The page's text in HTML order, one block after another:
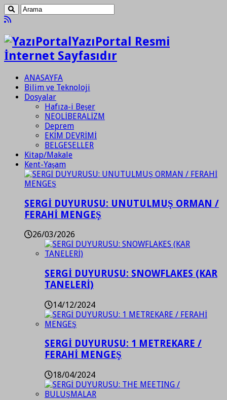
YazıPortal Resmi
İnternet Sayfasıdır
ANASAYFA
Bilim ve Teknoloji
Dosyalar
Hafıza-i Beşer
NEOLİBERALİZM
Deprem
EKİM DEVRİMİ
BELGESELLER
Kitap/Makale
Kent-Yaşam
SERGİ DUYURUSU: UNUTULMUŞ ORMAN /
FERAHİ MENGEŞ
26/03/2026
SERGİ DUYURUSU: SNOWFLAKES (KAR
TANELERİ)
14/12/2024
SERGİ DUYURUSU: 1 METREKARE /
FERAHİ MENGEŞ
18/04/2024